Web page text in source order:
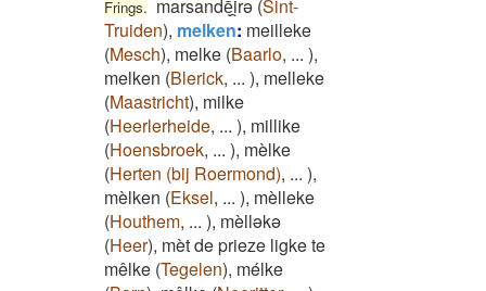
Frings. marsandēͅi̯rə (Sint-
Truiden), melken: meilleke
(Mesch), melke (Baarlo, ... ),
melken (Blerick, ... ), melleke
(Maastricht), milke
(Heerlerheide, ... ), millike
(Hoensbroek, ... ), mèlke
(Herten (bij Roermond), ... ),
mèlken (Eksel, ... ), mèlleke
(Houthem, ... ), mèlləkə
(Heer), mèt de prieze ligke te
mêlke (Tegelen), mélke